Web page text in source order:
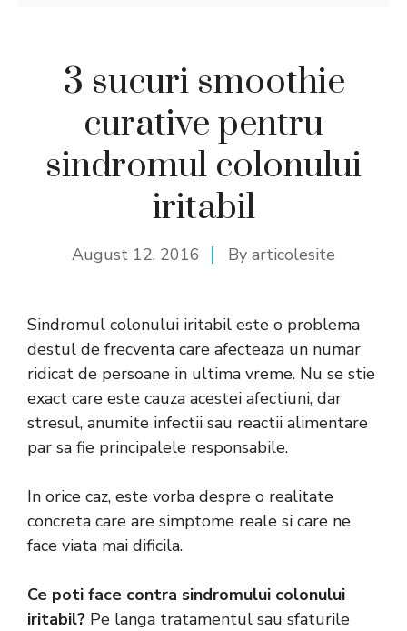
3 sucuri smoothie
curative pentru
sindromul colonului
iritabil
August 12, 2016 By articolesite
Sindromul colonului iritabil este o problema
destul de frecventa care afecteaza un numar
ridicat de persoane in ultima vreme. Nu se stie
exact care este cauza acestei afectiuni, dar
stresul, anumite infectii sau reactii alimentare
par sa fie principalele responsabile.
In orice caz, este vorba despre o realitate
concreta care are simptome reale si care ne
face viata mai dificila.
Ce poti face contra sindromului colonului
iritabil? Pe langa tratamentul sau sfaturile